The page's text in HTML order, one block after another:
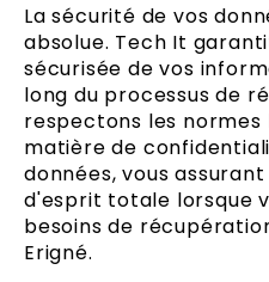
La sécurité de vos
absolue. Tech It
sécurisée de vos
long du processus de
respectons les
matière de
données, vous
d'esprit totale lorsque
besoins de
Erigné.